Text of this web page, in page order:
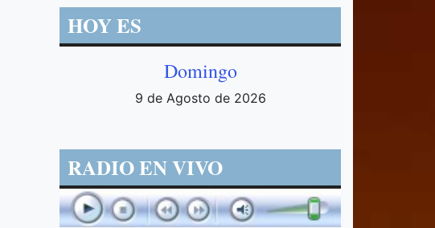
HOY ES
Domingo
9 de Agosto de 2026
RADIO EN VIVO